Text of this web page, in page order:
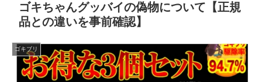
ゴキちゃんグッバイの偽物について【正規
品との違いを事前確認】
ゴキブリ